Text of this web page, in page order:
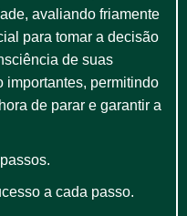
avaliando friamente
para tomar a decisão
de suas
importantes, permitindo
de parar e garantir a
a cada passo.